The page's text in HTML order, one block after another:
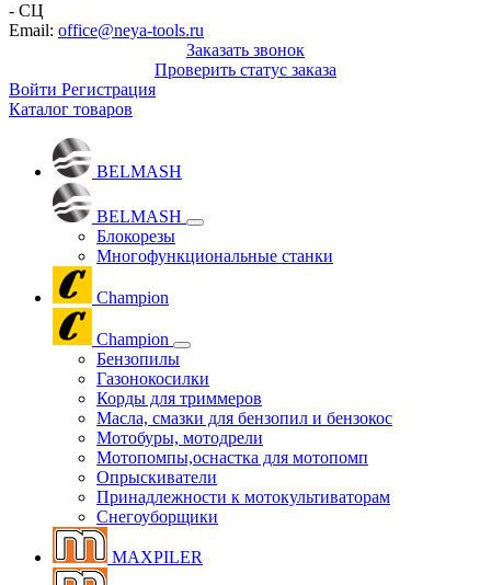
- СЦ
Email: office@neya-tools.ru
Заказать звонок
Проверить статус заказа
Войти Регистрация
Каталог товаров
BELMASH
BELMASH
Блокорезы
Многофункциональные станки
Champion
Champion
Бензопилы
Газонокосилки
Корды для триммеров
Масла, смазки для бензопил и бензокос
Мотобуры, мотодрели
Мотопомпы,оснастка для мотопомп
Опрыскиватели
Принадлежности к мотокультиваторам
Снегоуборщики
MAXPILER